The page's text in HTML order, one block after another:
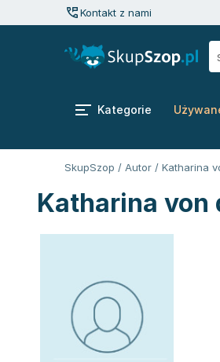
Kontakt z nami
Kategorie
SkupSzop / Autor / Katharina
Katharina von